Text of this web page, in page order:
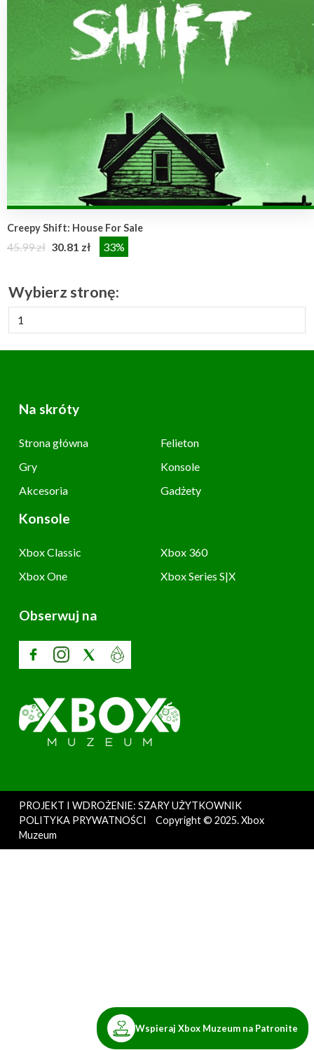
Creepy Shift: House For Sale
45.99 zł 30.81 zł 33%
Wybierz stronę:
Na skróty
Strona główna
Felieton
Gry
Konsole
Akcesoria
Gadżety
Konsole
Xbox Classic
Xbox 360
Xbox One
Xbox Series S|X
Obserwuj na
PROJEKT I WDROŻENIE: SZARY UŻYTKOWNIK
POLITYKA PRYWATNOŚCI
Copyright © 2025. Xbox
Muzeum
Wspieraj Xbox Muzeum na Patronite